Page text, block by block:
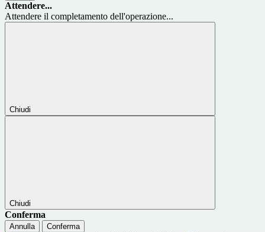
Attendere...
Attendere il completamento dell'operazione...
Chiudi
Chiudi
Conferma
Annulla Conferma